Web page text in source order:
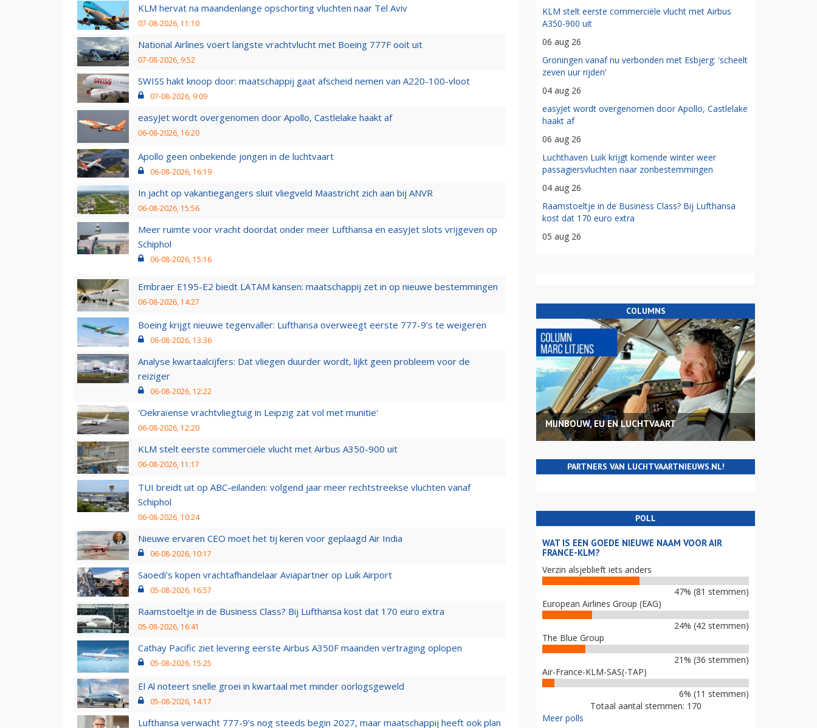
KLM hervat na maandenlange opschorting vluchten naar Tel Aviv
07-08-2026, 11:10
National Airlines voert langste vrachtvlucht met Boeing 777F ooit uit
07-08-2026, 9:52
SWISS hakt knoop door: maatschappij gaat afscheid nemen van A220-100-vloot
07-08-2026, 9:09
easyJet wordt overgenomen door Apollo, Castlelake haakt af
06-08-2026, 16:20
Apollo geen onbekende jongen in de luchtvaart
06-08-2026, 16:19
In jacht op vakantiegangers sluit vliegveld Maastricht zich aan bij ANVR
06-08-2026, 15:56
Meer ruimte voor vracht doordat onder meer Lufthansa en easyJet slots vrijgeven op
Schiphol
06-08-2026, 15:16
Embraer E195-E2 biedt LATAM kansen: maatschappij zet in op nieuwe bestemmingen
06-08-2026, 14:27
Boeing krijgt nieuwe tegenvaller: Lufthansa overweegt eerste 777-9’s te weigeren
06-08-2026, 13:36
Analyse kwartaalcijfers: Dat vliegen duurder wordt, lijkt geen probleem voor de
reiziger
06-08-2026, 12:22
'Oekraïense vrachtvliegtuig in Leipzig zat vol met munitie'
06-08-2026, 12:20
KLM stelt eerste commerciële vlucht met Airbus A350-900 uit
06-08-2026, 11:17
TUI breidt uit op ABC-eilanden: volgend jaar meer rechtstreekse vluchten vanaf
Schiphol
06-08-2026, 10:24
Nieuwe ervaren CEO moet het tij keren voor geplaagd Air India
06-08-2026, 10:17
Saoedi’s kopen vrachtafhandelaar Aviapartner op Luik Airport
05-08-2026, 16:57
Raamstoeltje in de Business Class? Bij Lufthansa kost dat 170 euro extra
05-08-2026, 16:41
Cathay Pacific ziet levering eerste Airbus A350F maanden vertraging oplopen
05-08-2026, 15:25
El Al noteert snelle groei in kwartaal met minder oorlogsgeweld
05-08-2026, 14:17
Lufthansa verwacht 777-9’s nog steeds begin 2027, maar maatschappij heeft ook plan
KLM stelt eerste commerciële vlucht met Airbus
A350-900 uit
06 aug 26
Groningen vanaf nu verbonden met Esbjerg: 'scheelt
zeven uur rijden'
04 aug 26
easyJet wordt overgenomen door Apollo, Castlelake
haakt af
06 aug 26
Luchthaven Luik krijgt komende winter weer
passagiersvluchten naar zonbestemmingen
04 aug 26
Raamstoeltje in de Business Class? Bij Lufthansa
kost dat 170 euro extra
05 aug 26
COLUMNS
MIJNBOUW, EU EN LUCHTVAART
PARTNERS VAN LUCHTVAARTNIEUWS.NL!
POLL
WAT IS EEN GOEDE NIEUWE NAAM VOOR AIR
FRANCE-KLM?
Verzin alsjeblieft iets anders
47% (81 stemmen)
European Airlines Group (EAG)
24% (42 stemmen)
The Blue Group
21% (36 stemmen)
Air-France-KLM-SAS(-TAP)
6% (11 stemmen)
Totaal aantal stemmen: 170
Meer polls